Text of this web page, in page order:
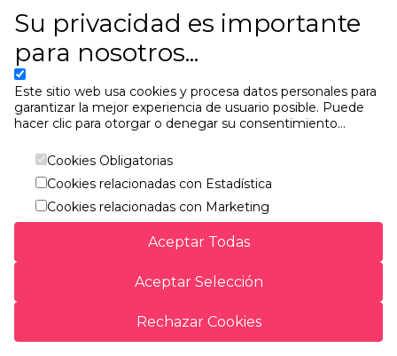
Volver a la página
principal
ForoTotalplay
Av Ejercito Nacional 843, Antara Polanco
Háblale a Katia al WhatsApp 55 5502-0204
Su privacidad es importante
para nosotros...
Este sitio web usa cookies y procesa datos personales para
garantizar la mejor experiencia de usuario posible. Puede
hacer clic para otorgar o denegar su consentimiento...
Cookies Obligatorias
Cookies relacionadas con Estadística
Cookies relacionadas con Marketing
Aceptar Todas
Aceptar Selección
Rechazar Cookies